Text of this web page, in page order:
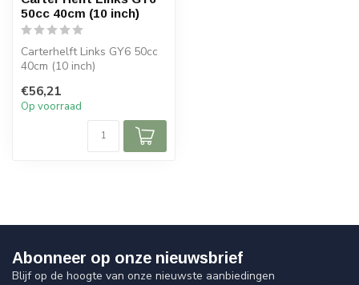
50cc 40cm (10 inch)
Carterhelft Links GY6 50cc
40cm (10 inch)
€56,21
Op voorraad
Abonneer op onze nieuwsbrief
Blijf op de hoogte van onze nieuwste aanbiedingen